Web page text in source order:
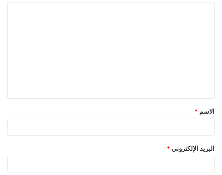
ق
*
الاسم *
البريد الإلكتروني *